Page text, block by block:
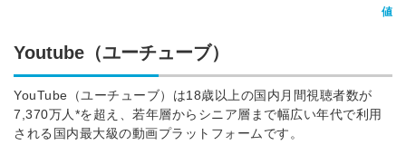
値
Youtube（ユーチューブ）
YouTube（ユーチューブ）は18歳以上の国内月間視聴者数が
7,370万人*を超え、若年層からシニア層まで幅広い年代で利用
される国内最大級の動画プラットフォームです。